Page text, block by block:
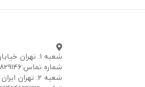
شعبه ۱:
شماره تماس:02165829146